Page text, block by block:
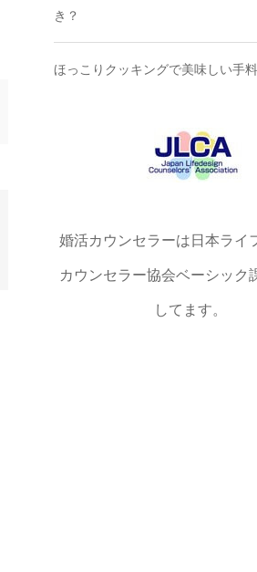
き？
ほっこりクッキングで美味しい手
婚活カウンセラーは日本ライ
カウンセラー協会ベーシック
してます。